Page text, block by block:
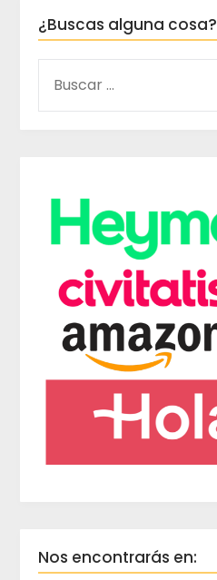
¿Buscas alguna cosa?
Nos encontrarás en: